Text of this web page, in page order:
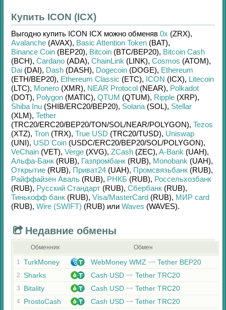
Купить ICON (ICX)
Выгодно купить ICON ICX можно обменяв 0x (ZRX),
Avalanche (AVAX), Basic Attention Token (BAT),
Binance Coin (BEP20), Bitcoin (BTC/BEP20), Bitcoin Cash
(BCH), Cardano (ADA), ChainLink (LINK), Cosmos (ATOM),
Dai (DAI), Dash (DASH), Dogecoin (DOGE), Ethereum
(ETH/BEP20), Ethereum Classic (ETC), ICON (ICX), Litecoin
(LTC), Monero (XMR), NEAR Protocol (NEAR), Polkadot
(DOT), Polygon (MATIC), QTUM (QTUM), Ripple (XRP),
Shiba Inu (SHIB/ERC20/BEP20), Solana (SOL), Stellar
(XLM), Tether
(TRC20/ERC20/BEP20/TON/SOL/NEAR/POLYGON), Tezos
(XTZ), Tron (TRX), True USD (TRC20/TUSD), Uniswap
(UNI), USD Coin (USDC/ERC20/BEP20/SOL/POLYGON),
VeChain (VET), Verge (XVG), ZCash (ZEC), A-Bank (UAH),
Альфа-Банк (RUB), Газпромбанк (RUB), Monobank (UAH),
Открытие (RUB), Приват24 (UAH), Промсвязьбанк (RUB),
Райффайзен Аваль (RUB), РНКБ (RUB), Россельхозбанк
(RUB), Русский Стандарт (RUB), Сбербанк (RUB),
Тинькофф банк (RUB), Visa/MasterCard (RUB), МИР card
(RUB), Wire (SWIFT) (RUB) или Waves (WAVES).
Недавние обмены
Обменник Обмен
1 TurkMoney WebMoney WMZ Tether BEP20
2 Sharks Cash USD Tether TRC20
3 Bitality Cash USD Tether TRC20
4 ProstoCash Cash USD Tether TRC20